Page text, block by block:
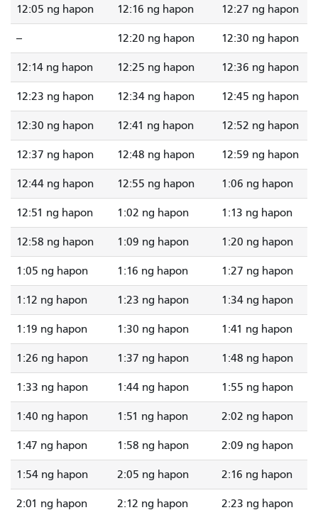
12:05 ng hapon 12:16 ng hapon 12:27 ng hapon
-- 12:20 ng hapon 12:30 ng hapon
12:14 ng hapon 12:25 ng hapon 12:36 ng hapon
12:23 ng hapon 12:34 ng hapon 12:45 ng hapon
12:30 ng hapon 12:41 ng hapon 12:52 ng hapon
12:37 ng hapon 12:48 ng hapon 12:59 ng hapon
12:44 ng hapon 12:55 ng hapon 1:06 ng hapon
12:51 ng hapon 1:02 ng hapon 1:13 ng hapon
12:58 ng hapon 1:09 ng hapon 1:20 ng hapon
1:05 ng hapon 1:16 ng hapon 1:27 ng hapon
1:12 ng hapon 1:23 ng hapon 1:34 ng hapon
1:19 ng hapon 1:30 ng hapon 1:41 ng hapon
1:26 ng hapon 1:37 ng hapon 1:48 ng hapon
1:33 ng hapon 1:44 ng hapon 1:55 ng hapon
1:40 ng hapon 1:51 ng hapon 2:02 ng hapon
1:47 ng hapon 1:58 ng hapon 2:09 ng hapon
1:54 ng hapon 2:05 ng hapon 2:16 ng hapon
2:01 ng hapon 2:12 ng hapon 2:23 ng hapon